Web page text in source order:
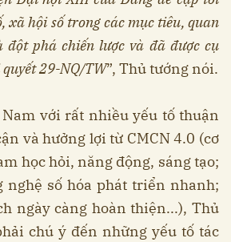
xã hội số trong các mục tiêu, quan
phá chiến lược và đã được cụ
29-NQ/TW”, Thủ tướng nói.
với rất nhiều yếu tố thuận
và hưởng lợi từ CMCN 4.0 (cơ
học hỏi, năng động, sáng tạo;
nghệ số hóa phát triển nhanh;
ngày càng hoàn thiện...), Thủ
chú ý đến những yếu tố tác